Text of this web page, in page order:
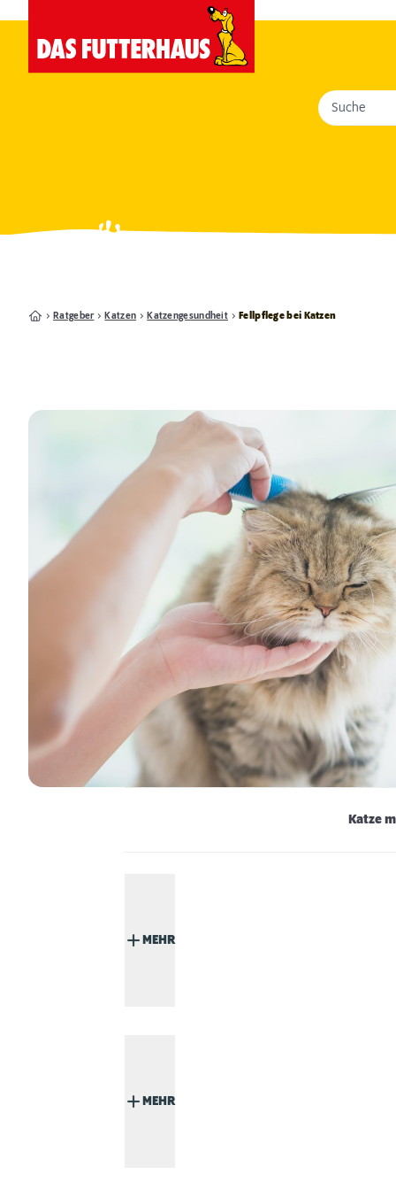
Suche
Ratgeber Katzen Katzengesundheit Fellpflege bei Katzen
Katze
MEHR
MEHR